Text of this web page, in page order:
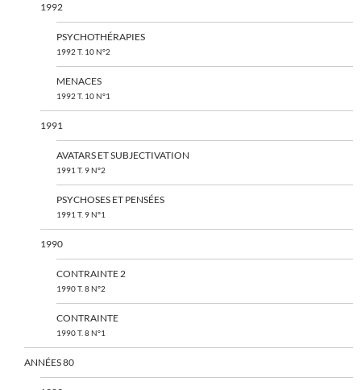
1992
PSYCHOTHÉRAPIES
1992 T. 10 N°2
MENACES
1992 T. 10 N°1
1991
AVATARS ET SUBJECTIVATION
1991 T. 9 N°2
PSYCHOSES ET PENSÉES
1991 T. 9 N°1
1990
CONTRAINTE 2
1990 T. 8 N°2
CONTRAINTE
1990 T. 8 N°1
ANNÉES 80